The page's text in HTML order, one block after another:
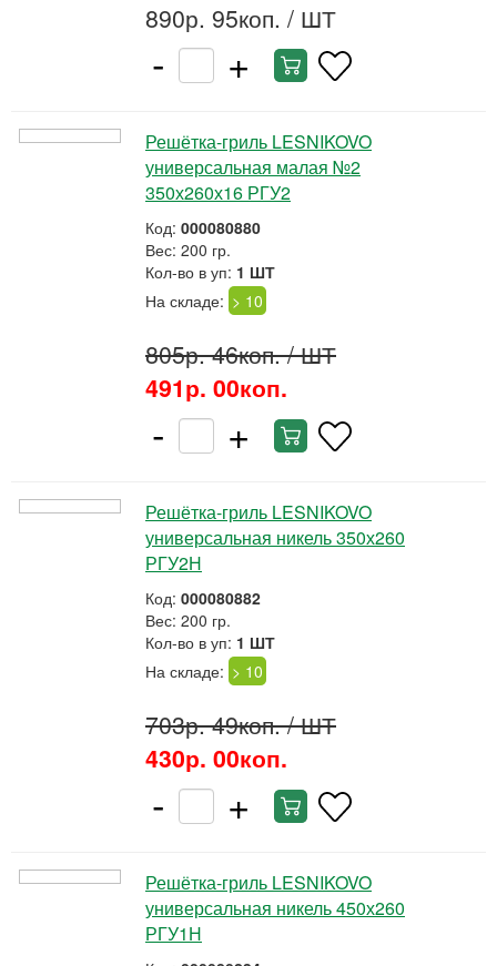
890р. 95коп. / ШТ
- +
Решётка-гриль LESNIKOVO
универсальная малая №2
350х260х16 РГУ2
Код: 000080880
Вес: 200 гр.
Кол-во в уп: 1 ШТ
На складе: > 10
805р. 46коп./ ШТ
491р. 00коп.
- +
Решётка-гриль LESNIKOVO
универсальная никель 350х260
РГУ2Н
Код: 000080882
Вес: 200 гр.
Кол-во в уп: 1 ШТ
На складе: > 10
703р. 49коп./ ШТ
430р. 00коп.
- +
Решётка-гриль LESNIKOVO
универсальная никель 450х260
РГУ1Н